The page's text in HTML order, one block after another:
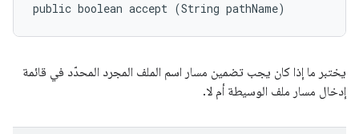
public boolean accept (String pathName)
يختبر ما إذا كان يجب تضمين مسار اسم الملف المجرد المحدّد في قائمة
إدخال مسار ملف الوسيطة أم لا.